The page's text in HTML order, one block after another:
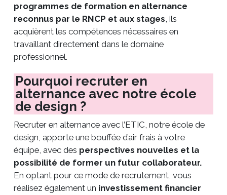
programmes de formation en alternance
reconnus par le RNCP et aux stages , ils
acquièrent les compétences nécessaires en
travaillant directement dans le domaine
professionnel.
Pourquoi recruter en
alternance avec notre école
de design ?
Recruter en alternance avec l’ETIC, notre école de
design, apporte une bouffée d’air frais à votre
équipe, avec des perspectives nouvelles et la
possibilité de former un futur collaborateur.
En optant pour ce mode de recrutement, vous
réalisez également un investissement financier